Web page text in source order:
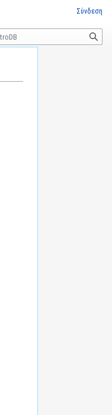
Σύνδεση